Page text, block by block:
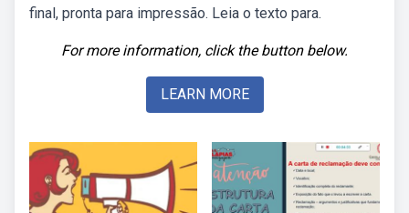
final, pronta para impressão. Leia o texto para.
For more information, click the button below.
LEARN MORE